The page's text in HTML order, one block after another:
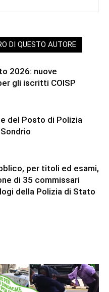
DI QUESTO AUTORE
2026: nuove
gli iscritti COISP
del Posto di Polizia
per titoli ed esami,
di 35 commissari
della Polizia di Stato